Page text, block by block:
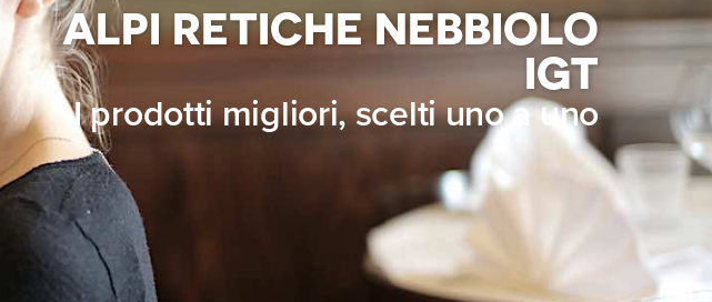
ALPI RETICHE NEBBIOLO
IGT
I prodotti migliori, scelti uno a uno